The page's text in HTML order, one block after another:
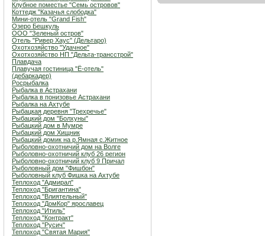
Клубное поместье "Семь островов"
Коттедж "Казачья слободка"
Мини-отель "Grand Fish"
Озеро Бешкуль
ООО "Зеленый остров"
Отель "Ривер Хаус" (Дельтаро)
Охотхозяйство "Удачное"
Охотхозяйство НП "Дельта-трансстрой"
Плавдача
Плавучая гостиница "Ё-отель"
(дебаркадер)
Росрыбалка
Рыбалка в Астрахани
Рыбалка в понизовье Астрахани
Рыбалка на Ахтубе
Рыбацкая деревня "Трехречье"
Рыбацкий дом "Болхуны"
Рыбацкий дом в Мумре
Рыбацкий дом Хищник
Рыбацкий домик на р.Ямная с.Житное
Рыболовно-охотничий дом на Волге
Рыболовно-охотничий клуб 26 регион
Рыболовно-охотничий клуб 9 Причал
Рыболовный дом "Фишбон"
Рыболовный клуб Фишка на Ахтубе
Теплоход "Адмирал"
Теплоход "Бригантина"
Теплоход "Влиятельный"
Теплоход "ДомКор" ярославец
Теплоход "Итиль"
Теплоход "Контракт"
Теплоход "Русич"
Теплоход "Святая Мария"